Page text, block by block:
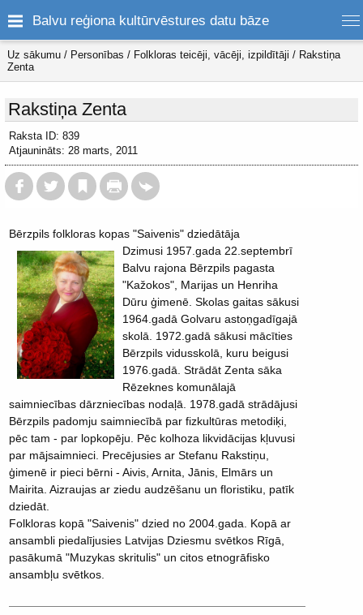
Balvu reģiona kultūrvēstures datu bāze
Uz sākumu / Personības / Folkloras teicēji, vācēji, izpildītāji / Rakstiņa
Zenta
Rakstiņa Zenta
Raksta ID: 839
Atjaunināts: 28 marts, 2011
Bērzpils folkloras kopas "Saivenis" dziedātāja
Dzimusi 1957.gada 22.septembrī
Balvu rajona Bērzpils pagasta
"Kažokos", Marijas un Henriha
Dūru ģimenē. Skolas gaitas sākusi
1964.gadā Golvaru astoņgadīgajā
skolā. 1972.gadā sākusi mācīties
Bērzpils vidusskolā, kuru beigusi
1976.gadā. Strādāt Zenta sāka
Rēzeknes komunālajā
saimniecības dārzniecības nodaļā. 1978.gadā strādājusi
Bērzpils padomju saimniecībā par fizkultūras metodiķi,
pēc tam - par lopkopēju. Pēc kolhoza likvidācijas kļuvusi
par mājsaimnieci. Precējusies ar Stefanu Rakstiņu,
ģimenē ir pieci bērni - Aivis, Arnita, Jānis, Elmārs un
Mairita. Aizraujas ar ziedu audzēšanu un floristiku, patīk
dziedāt.
Folkloras kopā "Saivenis" dzied no 2004.gada. Kopā ar
ansambli piedalījusies Latvijas Dziesmu svētkos Rīgā,
pasākumā "Muzykas skritulis" un citos etnogrāfisko
ansambļu svētkos.